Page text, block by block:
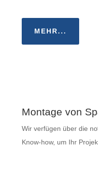
MEHR...
Montage von
Wir verfügen über die
Know-how, um Ihr